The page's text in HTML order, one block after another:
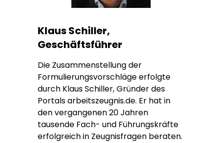
Klaus Schiller,
Geschäftsführer
Die Zusammenstellung der
Formulierungsvorschläge erfolgte
durch Klaus Schiller, Gründer des
Portals arbeitszeugnis.de. Er hat in
den vergangenen 20 Jahren
tausende Fach- und Führungskräfte
erfolgreich in Zeugnisfragen beraten.